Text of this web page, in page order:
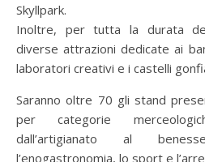
Skyllpark.
Inoltre, per tutta la durata
diverse attrazioni dedicate ai
laboratori creativi e i castelli
Saranno oltre 70 gli stand
per categorie
dall’artigianato al
l’enogastronomia, lo sport e